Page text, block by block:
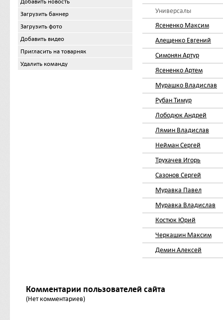
Добавить новость
Загрузить баннер
Загрузить фото
Добавить видео
Пригласить на товарняк
Удалить команду
Универсалы
Ясененко Максим
Алещенко Евгений
Симонян Артур
Ясененко Артем
Мурашко Владислав
Рубан Тимур
Лободюк Андрей
Лямин Владислав
Нейман Сергей
Трухачев Игорь
Сазонов Сергей
Муравка Павел
Муравка Владислав
Костюк Юрий
Черкашин Максим
Демин Алексей
Комментарии пользователей сайта
(Нет комментариев)